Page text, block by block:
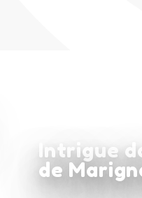
Intrigue
de